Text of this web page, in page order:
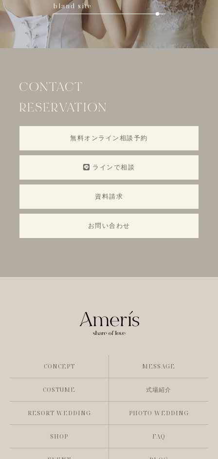
bland site
CONCEPT MESSAGE
COSTUME 式場紹介
RESORT WEDDING PHOTO WEDDING
SHOP FAQ
無料オンライン相談予約
ラインで相談
資料請求
お問い合わせ